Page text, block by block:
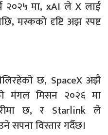
२०२५ मा, xAI ले X लाई
मस्कको दृष्टि अझ स्पष्ट
छ, SpaceX अझै
मंगल मिसन २०२६ मा
छ, र Starlink ले
सपना विस्तार गर्दैछ।